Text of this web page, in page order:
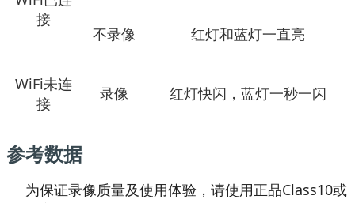
接
不录像 红灯和蓝灯一直亮
WiFi未连
接
录像 红灯快闪，蓝灯一秒一闪
参考数据
为保证录像质量及使用体验，请使用正品Class10或